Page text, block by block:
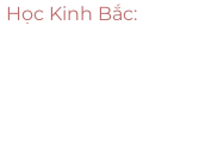
Kinh Bắc: